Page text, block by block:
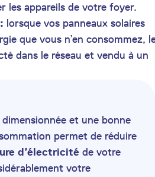
les appareils de votre foyer.
lorsque vos panneaux solaires
que vous n’en consommez,
dans le réseau et vendu à un
et une bonne
permet de réduire
d’électricité de votre
votre